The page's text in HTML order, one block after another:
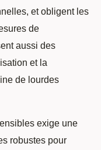
et obligent les
de
aussi des
et la
de lourdes
exige une
robustes pour